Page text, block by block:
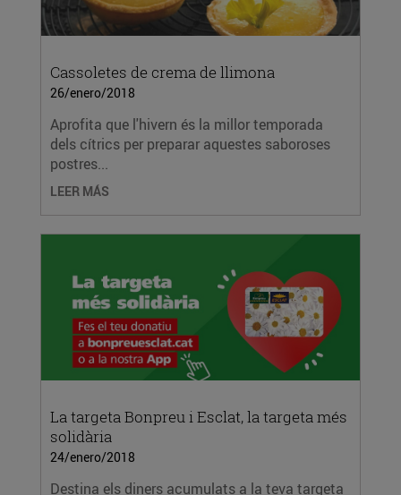
Cassoletes de crema de llimona
26/enero/2018
Aprofita que l'hivern és la millor temporada
dels cítrics per preparar aquestes saboroses
postres...
LEER MÁS
La targeta Bonpreu i Esclat, la targeta més
solidària
24/enero/2018
Destina els diners acumulats a la teva targeta